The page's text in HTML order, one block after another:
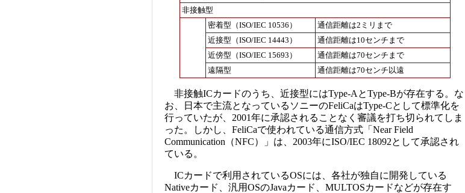
非接触型
密着型（ISO/IEC 10536）
通信距離は2ミリまで
近接型（ISO/IEC 14443）
通信距離は10センチまで
近傍型（ISO/IEC 15693）
通信距離は70センチまで
遠隔型
通信距離は70センチ以遠
非接触ICカードのうち、近接型にはType-AとType-Bが存在する。な
お、日本で主流となっているソニーのFeliCaはType-Cとして標準化を
行っていたが、2001年に承認されることなく審議を打ち切られてしま
った。しかし、FeliCaで使われている通信方式「Near Field
Communication（NFC）」は、2003年にISO/IEC 18092として承認され
ている。
ICカードで利用されているOSには、各社が独自に開発している
Nativeカード、汎用OSのJavaカード、MULTOSカードなどが存在す